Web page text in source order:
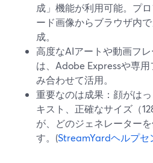
成」機能が利用可能。プ
ード画像からブラウザ内
成。
高度なAIアートや動画フ
は、Adobe Expressや専
み合わせて活用。
重要なのは成果：顔がは
キスト、正確なサイズ（
が、どのジェネレーター
す。(StreamYardヘルプセ